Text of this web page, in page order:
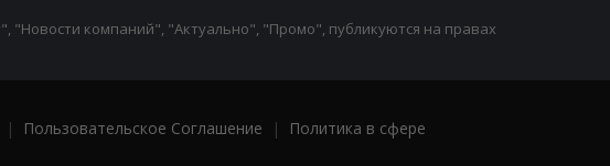
компаний", "Актуально", "Промо", публикуются на правах
| Пользовательское Соглашение |
Политика в сфере